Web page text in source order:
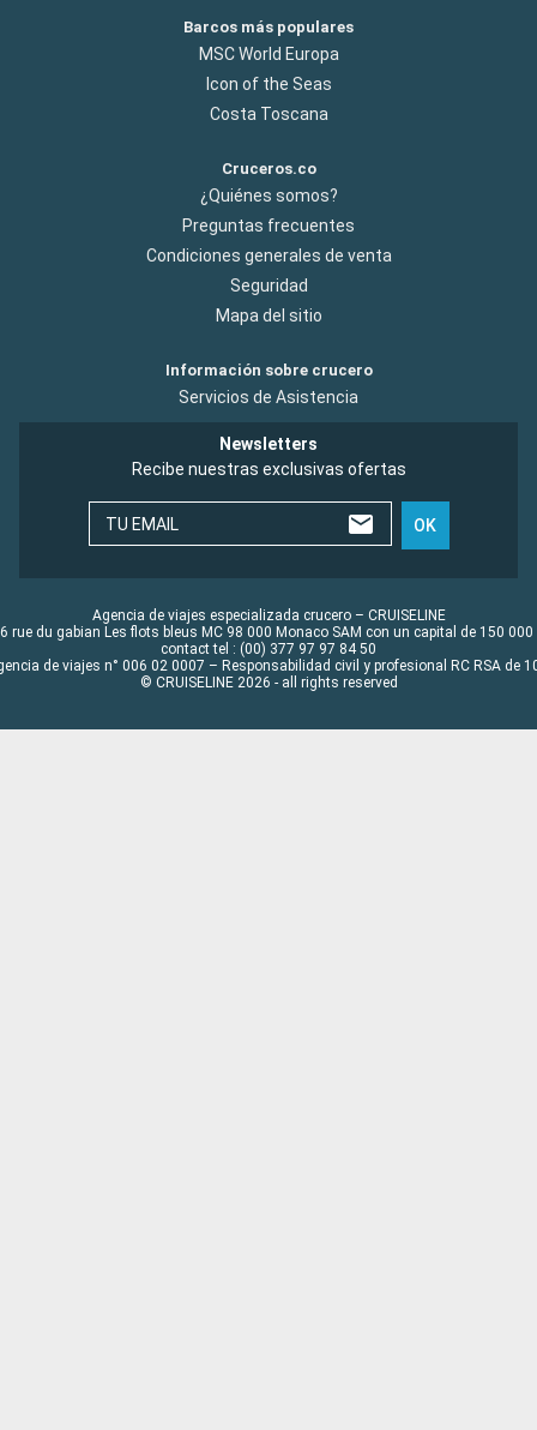
Barcos más populares
MSC World Europa
Icon of the Seas
Costa Toscana
Cruceros.co
¿Quiénes somos?
Preguntas frecuentes
Condiciones generales de venta
Seguridad
Mapa del sitio
Información sobre crucero
Servicios de Asistencia
Newsletters
Recibe nuestras exclusivas ofertas
TU EMAIL OK
Agencia de viajes especializada crucero – CRUISELINE
rue du gabian Les flots bleus MC 98 000 Monaco SAM con un capital de 150 000
contact tel : (00) 377 97 97 84 50
de viajes n° 006 02 0007 – Responsabilidad civil y profesional RC RSA de
© CRUISELINE 2026 - all rights reserved